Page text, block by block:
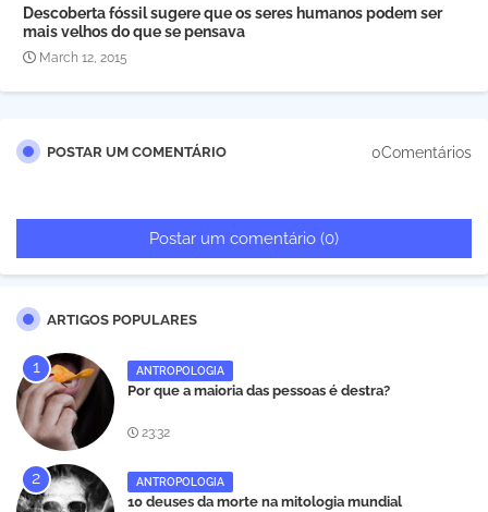
Descoberta fóssil sugere que os seres humanos podem ser
mais velhos do que se pensava
March 12, 2015
POSTAR UM COMENTÁRIO 0Comentários
Postar um comentário (0)
ARTIGOS POPULARES
ANTROPOLOGIA
Por que a maioria das pessoas é destra?
23:32
ANTROPOLOGIA
10 deuses da morte na mitologia mundial